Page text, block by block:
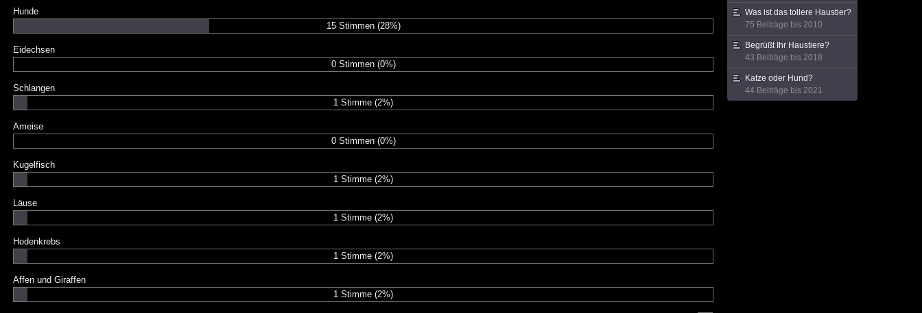
Hunde
15 Stimmen (28%)
Eidechsen
0 Stimmen (0%)
Schlangen
1 Stimme (2%)
Ameise
0 Stimmen (0%)
Kugelfisch
1 Stimme (2%)
Läuse
1 Stimme (2%)
Hodenkrebs
1 Stimme (2%)
Affen und Giraffen
1 Stimme (2%)
Was ist das tollere Haustier?
75 Beiträge bis 2010
Begrüßt Ihr Haustiere?
43 Beiträge bis 2018
Katze oder Hund?
44 Beiträge bis 2021